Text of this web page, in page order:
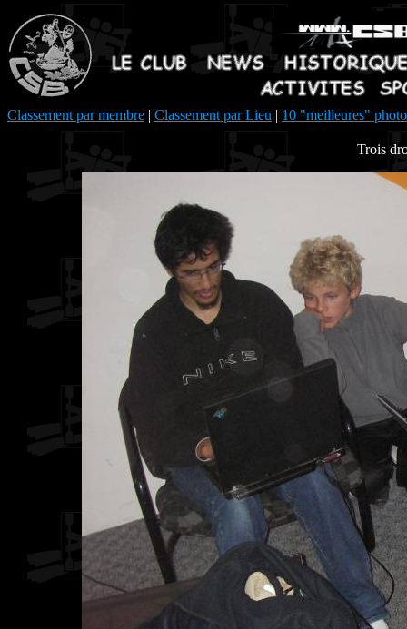
Classement par membre | Classement par Lieu | 10 "meilleures"
Trois